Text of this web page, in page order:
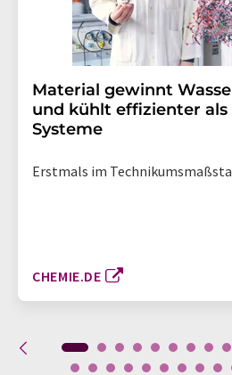
Material gewinnt
und kühlt effizienter
Systeme
Erstmals im
CHEMIE.DE